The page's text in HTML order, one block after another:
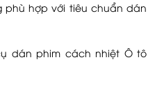
phù hợp với tiêu chuẩn dán
dán phim cách nhiệt Ô tô